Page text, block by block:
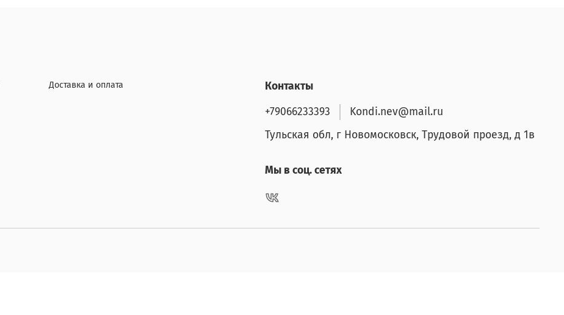
Доставка и оплата
Контакты
+79066233393
Kondi.nev@mail.ru
Тульская обл, г Новомосковск, Трудовой проезд, д 1в
Мы в соц. сетях